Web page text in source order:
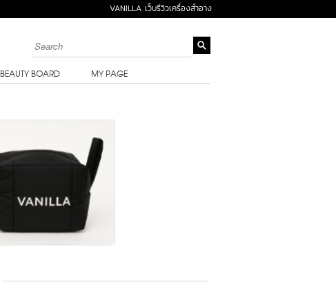
VANILLA เว็บรีวิวเครื่องสำอาง
BEAUTY BOARD MY PAGE